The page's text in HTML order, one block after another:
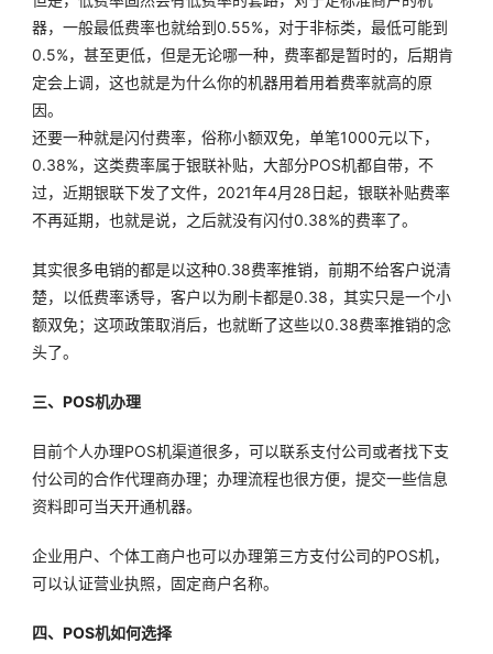
器，一般最低费率也就给到0.55%，对于非标类，最低可能到
0.5%，甚至更低，但是无论哪一种，费率都是暂时的，后期肯
定会上调，这也就是为什么你的机器用着用着费率就高的原
因。
还要一种就是闪付费率，俗称小额双免，单笔1000元以下，
0.38%，这类费率属于银联补贴，大部分POS机都自带，不
过，近期银联下发了文件，2021年4月28日起，银联补贴费率
不再延期，也就是说，之后就没有闪付0.38%的费率了。
其实很多电销的都是以这种0.38费率推销，前期不给客户说清
楚，以低费率诱导，客户以为刷卡都是0.38，其实只是一个小
额双免；这项政策取消后，也就断了这些以0.38费率推销的念
头了。
三、POS机办理
目前个人办理POS机渠道很多，可以联系支付公司或者找下支
付公司的合作代理商办理；办理流程也很方便，提交一些信息
资料即可当天开通机器。
企业用户、个体工商户也可以办理第三方支付公司的POS机，
可以认证营业执照，固定商户名称。
四、POS机如何选择